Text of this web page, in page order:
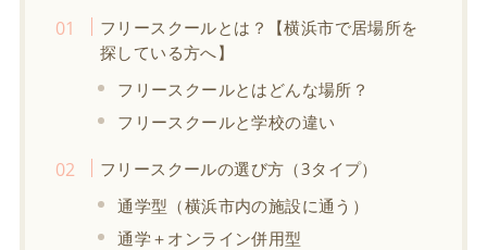
フリースクールとは？【横浜市で居場所を
探している方へ】
フリースクールとはどんな場所？
フリースクールと学校の違い
フリースクールの選び方（3タイプ）
通学型（横浜市内の施設に通う）
通学＋オンライン併用型